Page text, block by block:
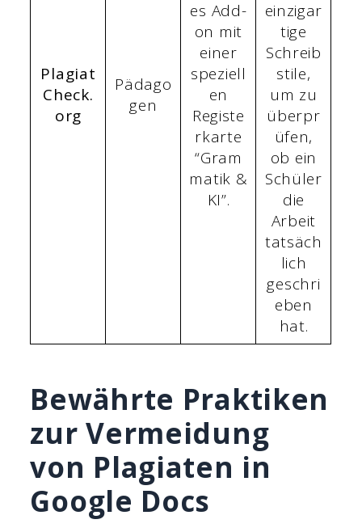
Plagiat
Check.
org
Pädago
gen
es Add-
on mit
einer
speziell
en
Registe
rkarte
“Gram
matik &
KI”.
einzigar
tige
Schreib
stile,
um zu
überpr
üfen,
ob ein
Schüler
die
Arbeit
tatsäch
lich
geschri
eben
hat.
Bewährte Praktiken
zur Vermeidung
von Plagiaten in
Google Docs